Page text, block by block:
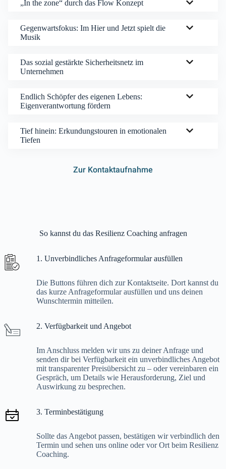
„In the zone“ durch das Flow Konzept
Gegenwartsfokus: Im Hier und Jetzt spielt die
Musik
Das sozial gestärkte Sicherheitsnetz im
Unternehmen
Endlich Schöpfer des eigenen Lebens:
Eigenverantwortung fördern
Tief hinein: Erkundungstouren in emotionalen
Tiefen
Zur Kontaktaufnahme
So kannst du das Resilienz Coaching anfragen
1. Unverbindliches Anfrageformular ausfüllen
Die Buttons führen dich zur Kontaktseite. Dort kannst du
das kurze Anfrageformular ausfüllen und uns deinen
Wunschtermin mitteilen.
2. Verfügbarkeit und Angebot
Im Anschluss melden wir uns zu deiner Anfrage und
senden dir bei Verfügbarkeit ein unverbindliches Angebot
mit transparenter Preisübersicht zu – oder vereinbaren ein
Gespräch, um Details wie Herausforderung, Ziel und
Auswirkung zu besprechen.
3. Terminbestätigung
Sollte das Angebot passen, bestätigen wir verbindlich den
Termin und sehen uns online oder vor Ort beim Resilienz
Coaching.